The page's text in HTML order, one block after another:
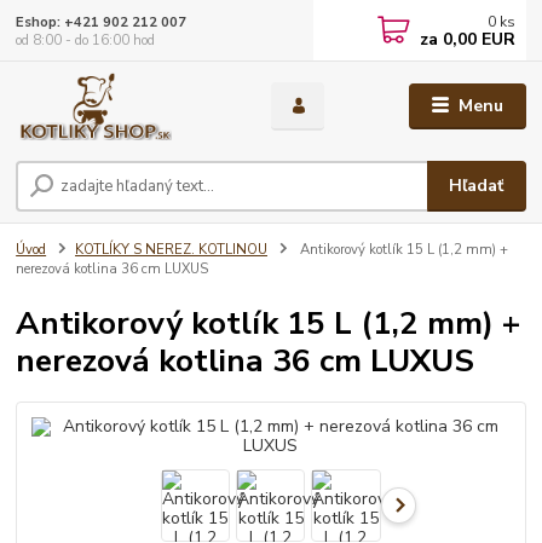
Menu
Hľadať
Eshop: +421 902 212 007
od 8:00 - do 16:00 hod
0 ks
za 0,00 EUR
Úvod KOTLÍKY S NEREZ. KOTLINOU
Antikorový kotlík 15 L (1,2 mm) +
nerezová kotlina 36 cm LUXUS
Antikorový kotlík 15 L (1,2 mm) +
nerezová kotlina 36 cm LUXUS